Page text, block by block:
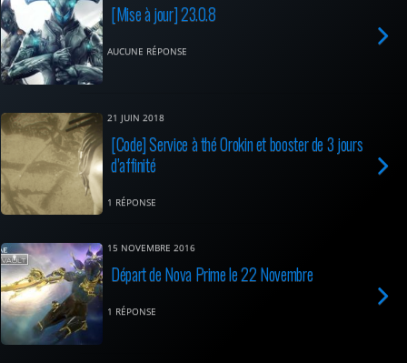
[Mise à jour] 23.0.8
AUCUNE RÉPONSE
21 JUIN 2018
[Code] Service à thé Orokin et booster de 3 jours
d’affinité
1 RÉPONSE
15 NOVEMBRE 2016
Départ de Nova Prime le 22 Novembre
1 RÉPONSE